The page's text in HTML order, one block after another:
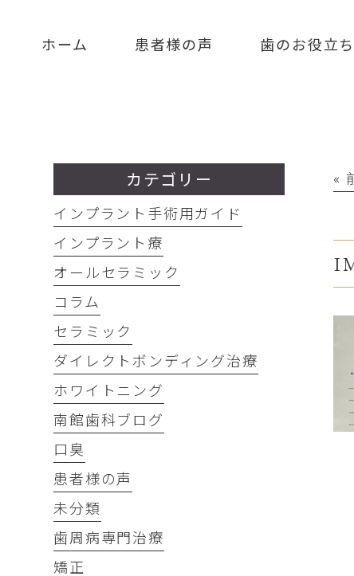
ホーム 患者様の声 歯のお役立
«
カテゴリー
インプラント手術用ガイド
インプラント療
オールセラミック
コラム
セラミック
ダイレクトボンディング治療
ホワイトニング
南館歯科ブログ
口臭
患者様の声
未分類
歯周病専門治療
矯正